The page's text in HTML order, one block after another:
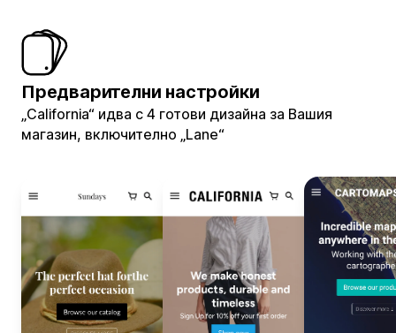
Предварителни настройки
„California“ идва с 4 готови дизайна за Вашия
магазин, включително „Lane“